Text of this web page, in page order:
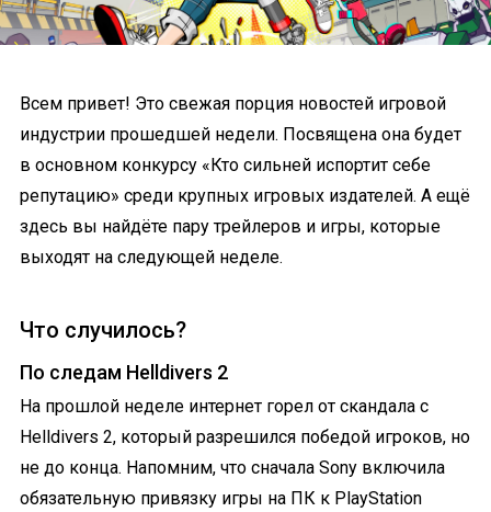
Всем привет! Это свежая порция новостей игровой
индустрии прошедшей недели. Посвящена она будет
в основном конкурсу «Кто сильней испортит себе
репутацию» среди крупных игровых издателей. А ещё
здесь вы найдёте пару трейлеров и игры, которые
выходят на следующей неделе.
Что случилось?
По следам Helldivers 2
На прошлой неделе интернет горел от скандала с
Helldivers 2, который разрешился победой игроков, но
не до конца. Напомним, что сначала Sony включила
обязательную привязку игры на ПК к PlayStation